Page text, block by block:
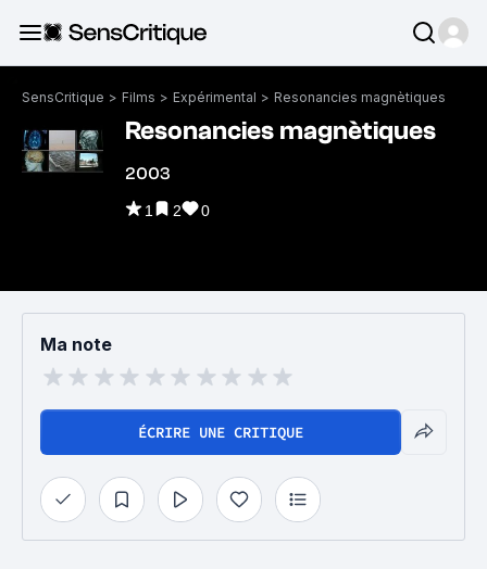
SensCritique > Films > Expérimental > Resonancies magnètiques
Resonancies magnètiques
2003
1 2 0
Ma note
ÉCRIRE UNE CRITIQUE